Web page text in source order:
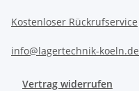
Kostenloser Rückrufservice
info@lagertechnik-koeln.de
Vertrag widerrufen